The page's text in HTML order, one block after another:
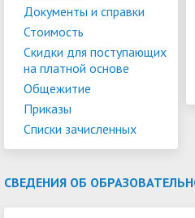
Документы и справки
Стоимость
Скидки для поступающих
на платной основе
Общежитие
Приказы
Списки зачисленных
СВЕДЕНИЯ ОБ